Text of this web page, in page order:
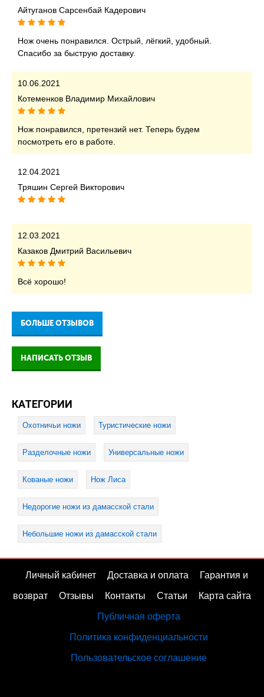
Айтуганов Сарсенбай Кадерович
Нож очень понравился. Острый, лёгкий, удобный.
Спасибо за быструю доставку.
10.06.2021
Котеменков Владимир Михайлович
Нож понравился, претензий нет. Теперь будем
посмотреть его в работе.
12.04.2021
Тряшин Сергей Викторович
12.03.2021
Казаков Дмитрий Васильевич
Всё хорошо!
БОЛЬШЕ ОТЗЫВОВ
НАПИСАТЬ ОТЗЫВ
КАТЕГОРИИ
Охотничьи ножи Туристические ножи
Разделочные ножи Универсальные ножи
Кованые ножи Нож Лиса
Недорогие ножи из дамасской стали
Небольшие ножи из дамасской стали
Личный кабинет Доставка и оплата Гарантия и
возврат Отзывы Контакты Статьи Карта сайта
Публичная оферта
Политика конфиденциальности
Пользовательское соглашение